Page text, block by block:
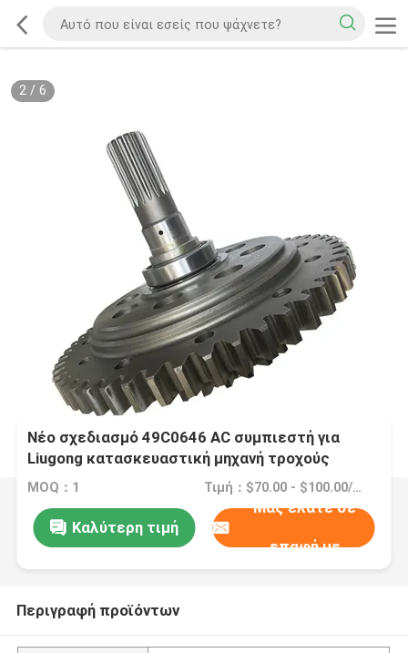
2/ 6
Νέο σχεδιασμό 49C0646 AC συμπιεστή για
Liugong κατασκευαστική μηχανή τροχούς
φορτωτή
MOQ：1 Τιμή：$70.00 - $100.00/pieces
Καλύτερη τιμή
Μας ελάτε σε
επαφή με
Περιγραφή προϊόντων